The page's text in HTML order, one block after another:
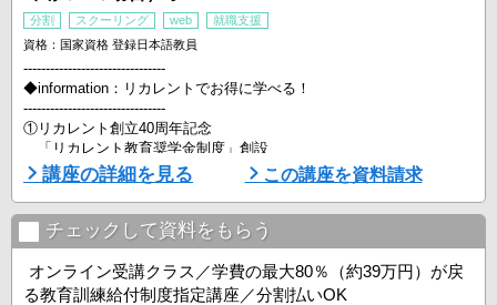
分割 スクーリング web
就職支援
資格：国家資格 登録日本語教員
--------------------------------
◆information：リカレントでお得に学べる！
--------------------------------
①リカレント創立40周年記念
「リカレント教育奨学金制度」創設
⇒養成講座の申込者全員に学費の20%が支給されます（返済不要）
②教育訓練給付金の対象
一定の条件を満たすと、学費の20%（最大10万円）が支給されます。
③試験対策講座60%OFF
養成講座と試験対策講座の同時申込で、試験対策講座の学費が ...
講座の詳細を見る この講座を資料請求
チェックして資料をもらう
オンライン受講クラス／学費の最大80％（約39万円）が戻
る教育訓練給付制度指定講座／分割払いOK